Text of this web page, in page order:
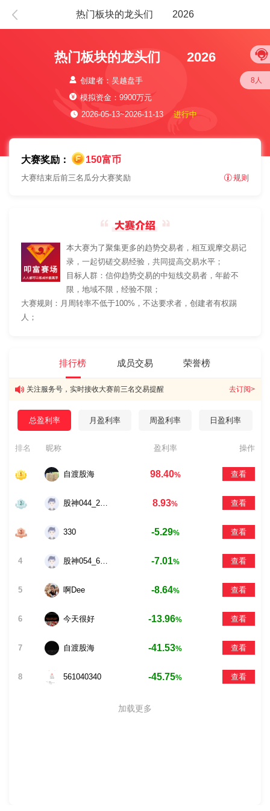
热门板块的龙头们 2026
热门板块的龙头们 2026
创建者：吴越盘手
模拟资金：9900万元
2026-05-13~2026-11-13
进行中
8人
大赛奖励： 150富币
大赛结束后前三名瓜分大赛奖励 规则
本大赛为了聚集更多的趋势交易者，相互观摩交易记
录，一起切磋交易经验，共同提高交易水平；
目标人群：信仰趋势交易的中短线交易者，年龄不
限，地域不限，经验不限；
大赛规则：月周转率不低于100%，不达要求者，创建者有权踢
人；
排行榜 成员交易 荣誉榜
关注服务号，实时接收大赛前三名交易提醒 去订阅>
总盈利率 月盈利率 周盈利率 日盈利率
排名 昵称 盈利率 操作
自渡股海 98.40% 查看
股神044_2381 8.93% 查看
330 -5.29% 查看
4 股神054_6912 -7.01% 查看
5 啊Dee -8.64% 查看
6 今天很好 -13.96% 查看
7 自渡股海 -41.53% 查看
8 561040340 -45.75% 查看
加载更多